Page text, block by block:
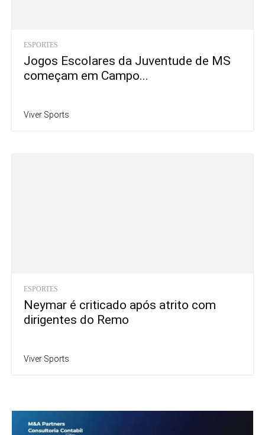
ESPORTES
Jogos Escolares da Juventude de MS
começam em Campo...
Viver Sports
ESPORTES
Neymar é criticado após atrito com
dirigentes do Remo
Viver Sports